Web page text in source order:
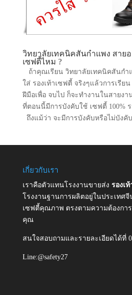
วิทยาลัยเทคนิคสันกำแพง สายอ
เซฟตี้ไหม ?
ถ้าคุณเรียน วิทยาลัยเทคนิคสันกำ
ใส่ รองเท้าเซฟตี้ จริงๆแล้วการเรีย
ฝีมือเพื่อ จบไป ก็จะทำงานในสายง
ที่ตอนนี้มีการบังคับใช้ เซฟตี้ 100%
ถึงแม้ว่า จะมีการบังคับหรือไม่บังคับ
เกี่ยวกับเรา
เราคือตัวแทนโรงงานขายส่ง รองเ
โรงงานฐานการผลิตอยู่ในประเทศจี
เซฟตี้คุณภาพ ตรงตามความต้องกา
คุณ
สนใจสอบถามและรายละเอียดได้ที่
Line:@safety27